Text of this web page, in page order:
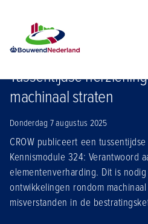
Nieuws
Tussentijdse
machinaal straten
Donderdag 7 augustus 2025
CROW publiceert een
Kennismodule 324: Verantwoord
elementenverharding. Dit is
ontwikkelingen rondom
misverstanden in de